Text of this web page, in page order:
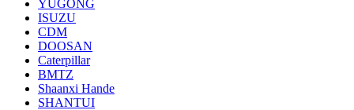
YUGONG
ISUZU
CDM
DOOSAN
Caterpillar
BMTZ
Shaanxi Hande
SHANTUI